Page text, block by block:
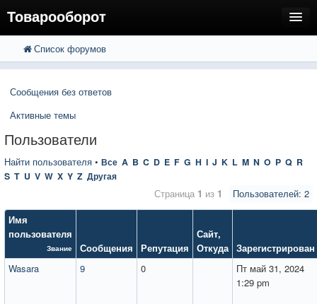
Товарооборот
FAQ
Вход
Расширенный поиск
Список форумов
Сообщения без ответов
Активные темы
Пользователи
Найти пользователя • Все A B C D E F G H I J K L M N O P Q R
S T U V W X Y Z Другая
Пользователей: 2
Страница 1 из 1
Имя
пользователя
Звание Сообщения Репутация
Сайт,
Откуда Зарегистрирован
Wasara
9 0
Пт май 31, 2024
1:29 pm